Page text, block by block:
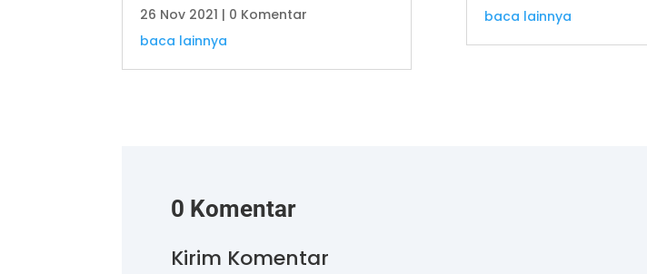
26 Nov 2021 | 0 Komentar
baca lainnya
baca lainnya
0 Komentar
Kirim Komentar